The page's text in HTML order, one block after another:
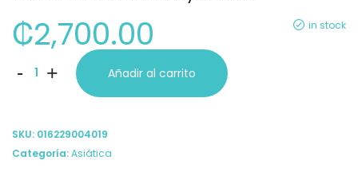
in stock
₡2,700.00
-
Savoy
+ Añadir al carrito
SKU: 016229004019
Categoría:Asiática